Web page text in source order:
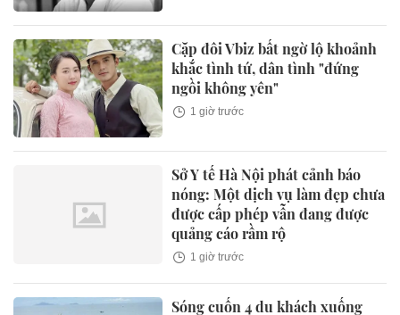
Cặp đôi Vbiz bất ngờ lộ khoảnh
khắc tình tứ, dân tình "đứng
ngồi không yên"
1 giờ trước
Sở Y tế Hà Nội phát cảnh báo
nóng: Một dịch vụ làm đẹp chưa
được cấp phép vẫn đang được
quảng cáo rầm rộ
1 giờ trước
Sóng cuốn 4 du khách xuống